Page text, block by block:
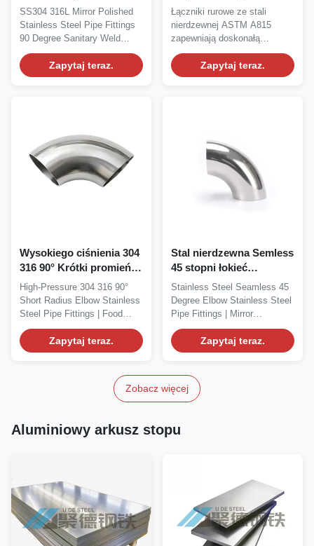
ze stali nierdzewnej 90
stopni Łokieć spawania
sanitarnego
SS304 316L Mirror Polished
Stainless Steel Pipe Fittings
90 Degree Sanitary Weld
Elbow...
Zapytaj teraz.
rurowe ze stali
nierdzewnej Odporne na
korozję pod wysokim
ciśnieniem
Łączniki rurowe ze stali
nierdzewnej ASTM A815
zapewniają doskonałą
odporność na korozję,...
Zapytaj teraz.
Wysokiego ciśnienia 304
316 90° Krótki promień
łokieć łączniki rurowe ze
stali nierdzewnej
High-Pressure 304 316 90°
Short Radius Elbow Stainless
Steel Pipe Fittings | Food
Grade | Welding...
Zapytaj teraz.
Stal nierdzewna Semless
45 stopni łokieć
Rurociągi ze stali
nierdzewnej Lustrzanie
lusterek
Stainless Steel Seamless 45
Degree Elbow Stainless Steel
Pipe Fittings | Mirror
Polishing...
Zapytaj teraz.
Zobacz więcej
Aluminiowy arkusz stopu